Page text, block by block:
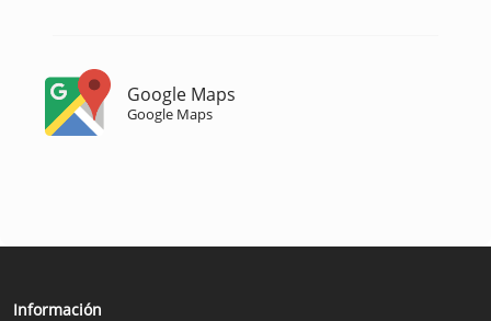
Google Maps
Google Maps
Información